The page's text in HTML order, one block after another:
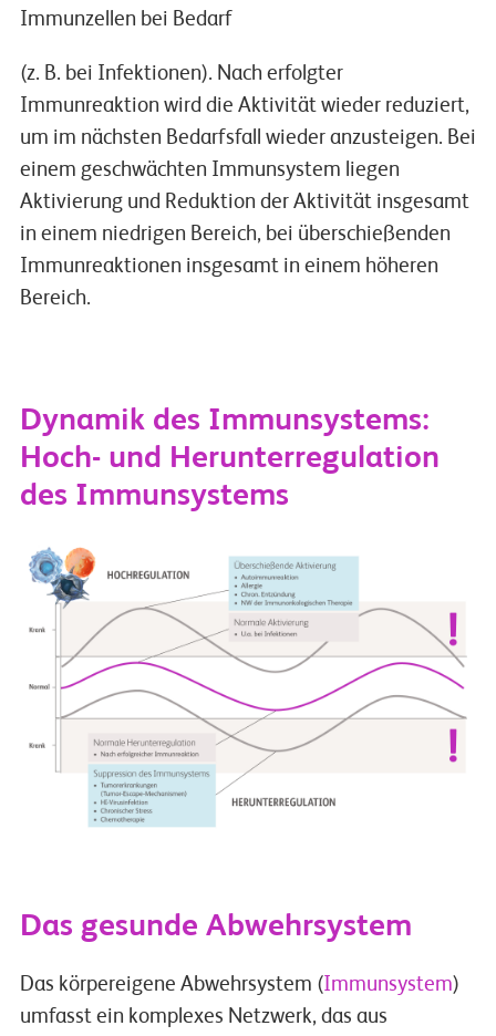
Immunzellen bei Bedarf
(z. B. bei Infektionen). Nach erfolgter
Immunreaktion wird die Aktivität wieder reduziert,
um im nächsten Bedarfsfall wieder anzusteigen. Bei
einem geschwächten Immunsystem liegen
Aktivierung und Reduktion der Aktivität insgesamt
in einem niedrigen Bereich, bei überschießenden
Immunreaktionen insgesamt in einem höheren
Bereich.
Dynamik des Immunsystems:
Hoch- und Herunterregulation
des Immunsystems
Das gesunde Abwehrsystem
Das körpereigene Abwehrsystem (Immunsystem)
umfasst ein komplexes Netzwerk, das aus